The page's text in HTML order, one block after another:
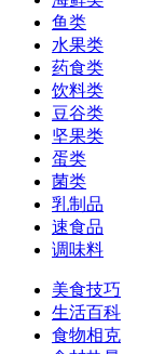
鱼类
水果类
药食类
饮料类
豆谷类
坚果类
蛋类
菌类
乳制品
速食品
调味料
美食技巧
生活百科
食物相克